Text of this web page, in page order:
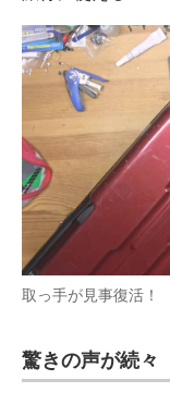
取っ手が見事復活！
驚きの声が続々